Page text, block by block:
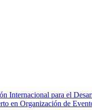
Internacional para el
en Organización de